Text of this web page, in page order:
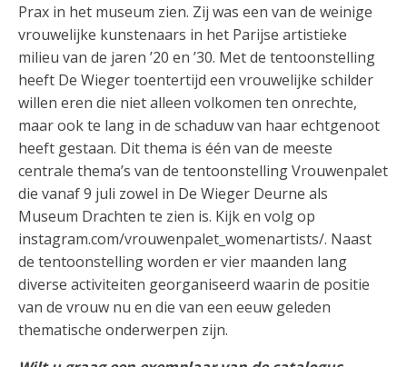
Prax in het museum zien. Zij was een van de weinige
vrouwelijke kunstenaars in het Parijse artistieke
milieu van de jaren ’20 en ’30. Met de tentoonstelling
heeft De Wieger toentertijd een vrouwelijke schilder
willen eren die niet alleen volkomen ten onrechte,
maar ook te lang in de schaduw van haar echtgenoot
heeft gestaan. Dit thema is één van de meeste
centrale thema’s van de tentoonstelling Vrouwenpalet
die vanaf 9 juli zowel in De Wieger Deurne als
Museum Drachten te zien is. Kijk en volg op
instagram.com/vrouwenpalet_womenartists/. Naast
de tentoonstelling worden er vier maanden lang
diverse activiteiten georganiseerd waarin de positie
van de vrouw nu en die van een eeuw geleden
thematische onderwerpen zijn.